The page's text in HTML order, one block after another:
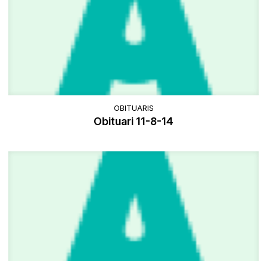
OBITUARIS
Obituari 11-8-14